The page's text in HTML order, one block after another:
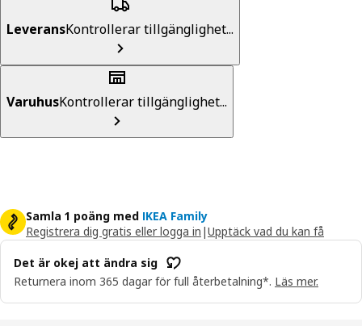
LeveransKontrollerar tillgänglighet...
VaruhusKontrollerar tillgänglighet...
Samla 1 poäng med IKEA Family
Registrera dig gratis eller logga in |Upptäck vad du kan få
Det är okej att ändra sig
Returnera inom 365 dagar för full återbetalning*. Läs mer.